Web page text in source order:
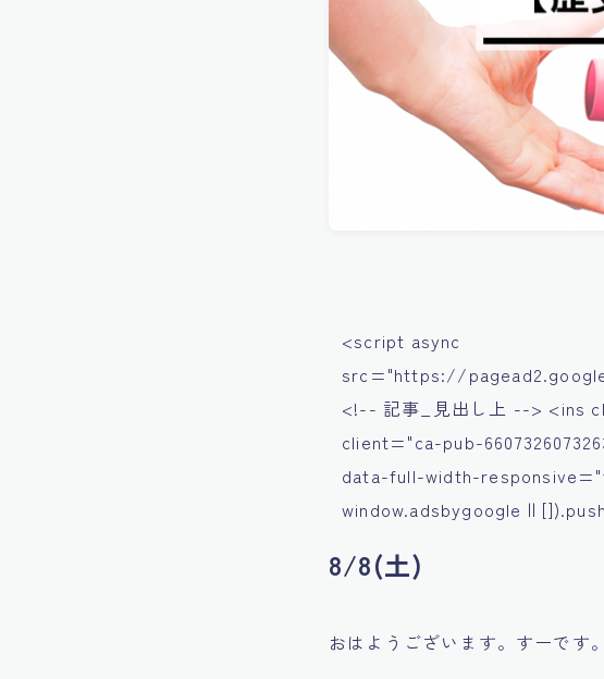
<script async
src="https://
<!-- 記事_見出し上 --> <ins
client="ca-pub-
data-full-width-
window.adsbygoogle ||
8/8(土)
おはようございます。すーです。